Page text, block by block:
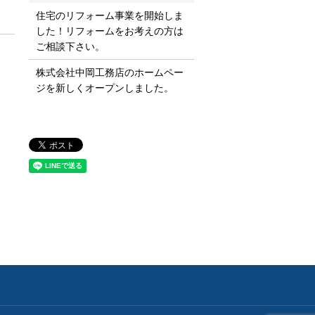
住宅のリフォーム事業を開始しま
した！リフォームをお考えの方は
ご相談下さい。
株式会社中岡工務店のホームペー
ジを新しくオープンしました。